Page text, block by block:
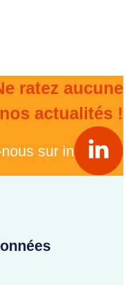
ratez aucune
actualités !
sur in